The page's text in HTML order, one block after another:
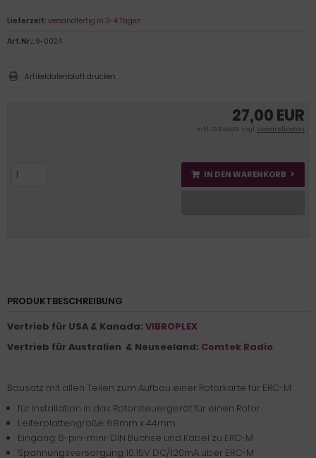
27,00 EUR
inkl. 19 % MwSt. zzgl.Versandkosten
IN DEN WARENKORB
Lieferzeit: versandfertig in 3-4 Tagen
Art.Nr.: 9-0024
Artikeldatenblatt drucken
PRODUKTBESCHREIBUNG
Vertrieb für USA & Kanada: VIBROPLEX
Vertrieb für Australien & Neuseeland: Comtek Radio
Bausatz mit allen Teilen zum Aufbau einer Rotorkarte für ERC-M
für Installation in das Rotorsteuergerät für einen Rotor
Leiterplattengröße: 68mm x 44mm
Eingang: 6-pin-mini-DIN Buchse und Kabel zu ERC-M
Spannungsversorgung 10..15V DC/120mA über ERC-M